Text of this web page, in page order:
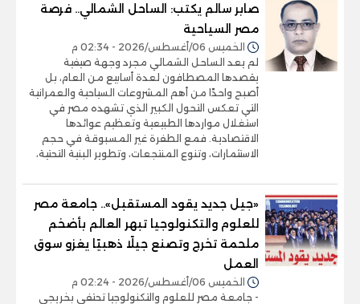
صابر سالم يكتب: الساحل الشمالي.. فرصة
مصر السياحية
الخميس 06/أغسطس/2026 - 02:34 م
لم يعد الساحل الشمالي مجرد وجهة صيفية
يقصدها المصطافون لعدة أسابيع من العام، بل
أصبح واحدًا من أهم المشروعات السياحية والعمرانية
التي تعكس التحول الكبير الذي تشهده مصر في
استغلال مواردها الطبيعية وتعظيم عوائدها
الاقتصادية. فمع الطفرة غير المسبوقة في حجم
الاستثمارات، وتنوع المنتجعات، وتطوير البنية التحتية،
«جيل جديد يقود المستقبل».. جامعة مصر
للعلوم والتكنولوجيا تبهر العالم بأضخم
ملحمة تخرج وتصنع جيلًا ذهبيًا يغزو سوق
العمل
الخميس 06/أغسطس/2026 - 02:24 م
- جامعة مصر للعلوم والتكنولوجيا تحتفي بخريجي